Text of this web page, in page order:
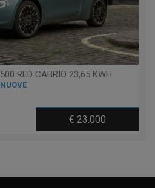
500 RED CABRIO 23,65 KWH
NUOVE
€ 23.000